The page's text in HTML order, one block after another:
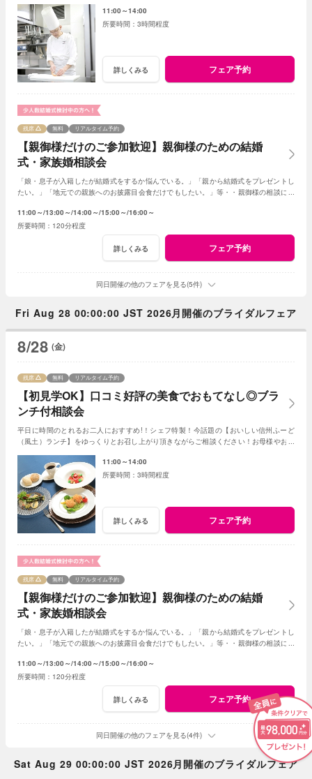
11:00～14:00
3時間程度
詳しくみる フェア予約
【親御様だけのご参加歓迎】親御様のための結婚
式・家族婚相談会
残席 無料 リアルタイム予約
「娘・息子が入籍したが結婚式をするか悩んでいる。」「親から結婚式をプレゼントし
たい。」「地元での親族へのお披露目会食だけでもしたい。」等・・親御様の相談にベ
11:00～ 13:00～ 14:00～ 15:00～ 16:00～
120分程度
詳しくみる フェア予約
同日開催の他のフェアを見る(5件)
Fri Aug 28 00:00:00 JST 2026月開催のブライダルフェア
8/28 (金)
【初見学OK】口コミ好評の美食でおもてなし◎ブラ
ンチ付相談会
残席 無料 リアルタイム予約
平日に時間のとれるお二人におすすめ!！シェフ特製！今話題の【おいしい信州ふーど
（風土）ランチ】をゆっくりとお召し上がり頂きながらご相談ください！お母様やお姉
11:00～14:00
3時間程度
詳しくみる フェア予約
【親御様だけのご参加歓迎】親御様のための結婚
式・家族婚相談会
残席 無料 リアルタイム予約
「娘・息子が入籍したが結婚式をするか悩んでいる。」「親から結婚式をプレゼントし
たい。」「地元での親族へのお披露目会食だけでもしたい。」等・・親御様の相談にベ
11:00～ 13:00～ 14:00～ 15:00～ 16:00～
120分程度
詳しくみる フェア予約
同日開催の他のフェアを見る(4件)
Sat Aug 29 00:00:00 JST 2026月開催のブライダルフェア